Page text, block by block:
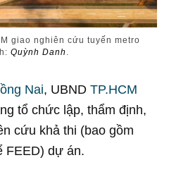
giao nghiên cứu tuyến metro
Quỳnh Danh .
Nai, UBNDTP.HCM
tổ chức lập, thẩm định,
cứu khả thi (bao gồm
FEED) dự án.